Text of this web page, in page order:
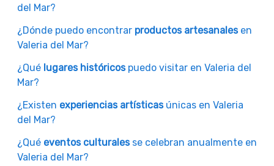
del Mar?
¿Dónde puedo encontrar productos artesanalesen
Valeria del Mar?
¿Qué lugares históricospuedo visitar en Valeria del
Mar?
¿Existen experiencias artísticasúnicas en Valeria
del Mar?
¿Qué eventos culturalesse celebran anualmente en
Valeria del Mar?